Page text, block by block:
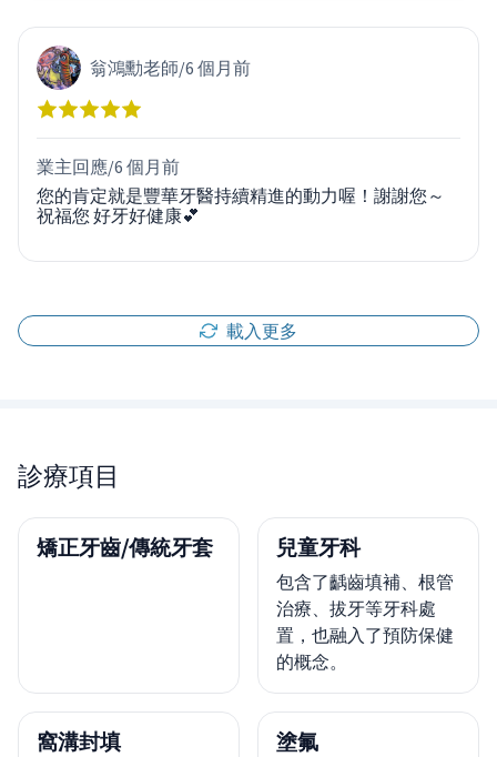
翁鴻勳老師/6 個月前
業主回應/6 個月前
您的肯定就是豐華牙醫持續精進的動力喔！謝謝您～
祝福您 好牙好健康💕
載入更多
診療項目
矯正牙齒/傳統牙套 兒童牙科
包含了齲齒填補、根管
治療、拔牙等牙科處
置，也融入了預防保健
的概念。
窩溝封填 塗氟